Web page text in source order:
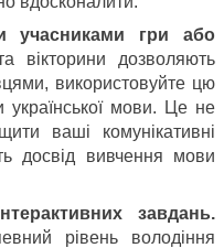
учасниками гри або
вікторини дозволяють
використовуйте цю
української мови. Це не
ваші комунікативні
досвід вивчення мови
завдань.
рівень володіння